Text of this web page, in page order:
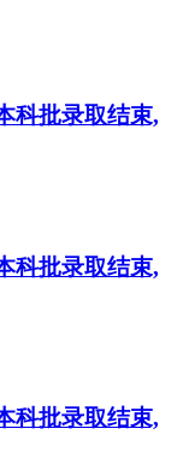
科批录取结束,
科批录取结束,
科批录取结束,